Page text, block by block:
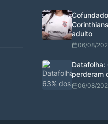
adulto
06/08/
Datafolha:
perderam
06/08/